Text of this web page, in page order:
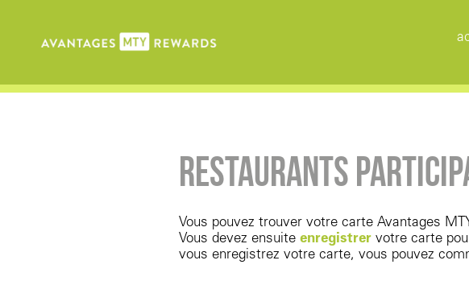
RESTAURANTS
Vous pouvez trouver votre carte Avantages
Vous devez ensuite enregistrer votre carte
vous enregistrez votre carte, vous pouvez